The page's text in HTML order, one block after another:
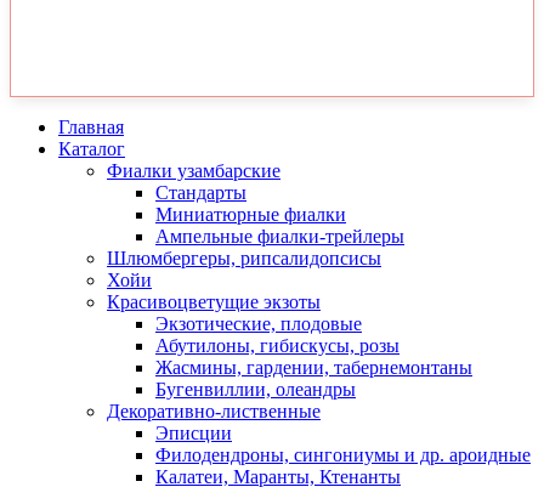
Главная
Каталог
Фиалки узамбарские
Стандарты
Миниатюрные фиалки
Ампельные фиалки-трейлеры
Шлюмбергеры, рипсалидопсисы
Хойи
Красивоцветущие экзоты
Экзотические, плодовые
Абутилоны, гибискусы, розы
Жасмины, гардении, табернемонтаны
Бугенвиллии, олеандры
Декоративно-лиственные
Эписции
Филодендроны, сингониумы и др. ароидные
Калатеи, Маранты, Ктенанты